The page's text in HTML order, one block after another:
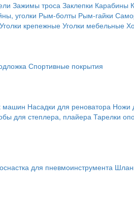
Зажимы троса Заклепки Карабины
уголки Рым-болты Рым-гайки
Уголки крепежные Уголки мебельные
Спортивные покрытия
машин Насадки для реноватора Ножи
для степлера, плайера Тарелки
для пневмоинструмента